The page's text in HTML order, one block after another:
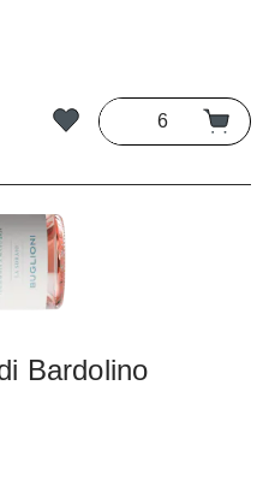
Bardolino